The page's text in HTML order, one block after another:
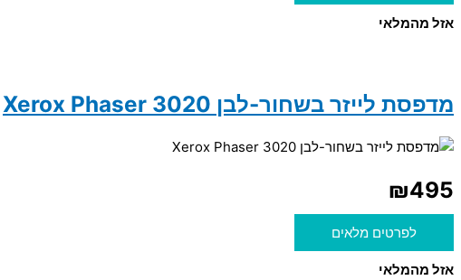
אזל מהמלאי
מדפסת לייזר בשחור-לבן Xerox Phaser 3020
₪495
לפרטים מלאים
אזל מהמלאי